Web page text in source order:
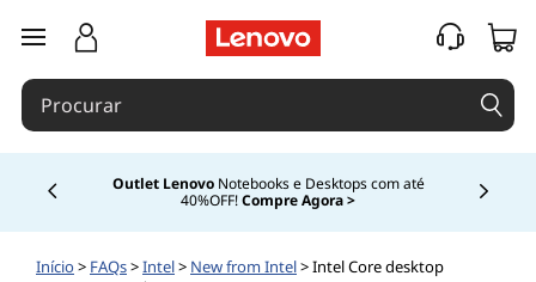
saltar para o conteúdo principal
Outlet Lenovo Notebooks e Desktops com até
40%OFF!Compre Agora >
Currently displaying item 4 of
Início> FAQs>Intel> New from Intel> Intel Core desktop